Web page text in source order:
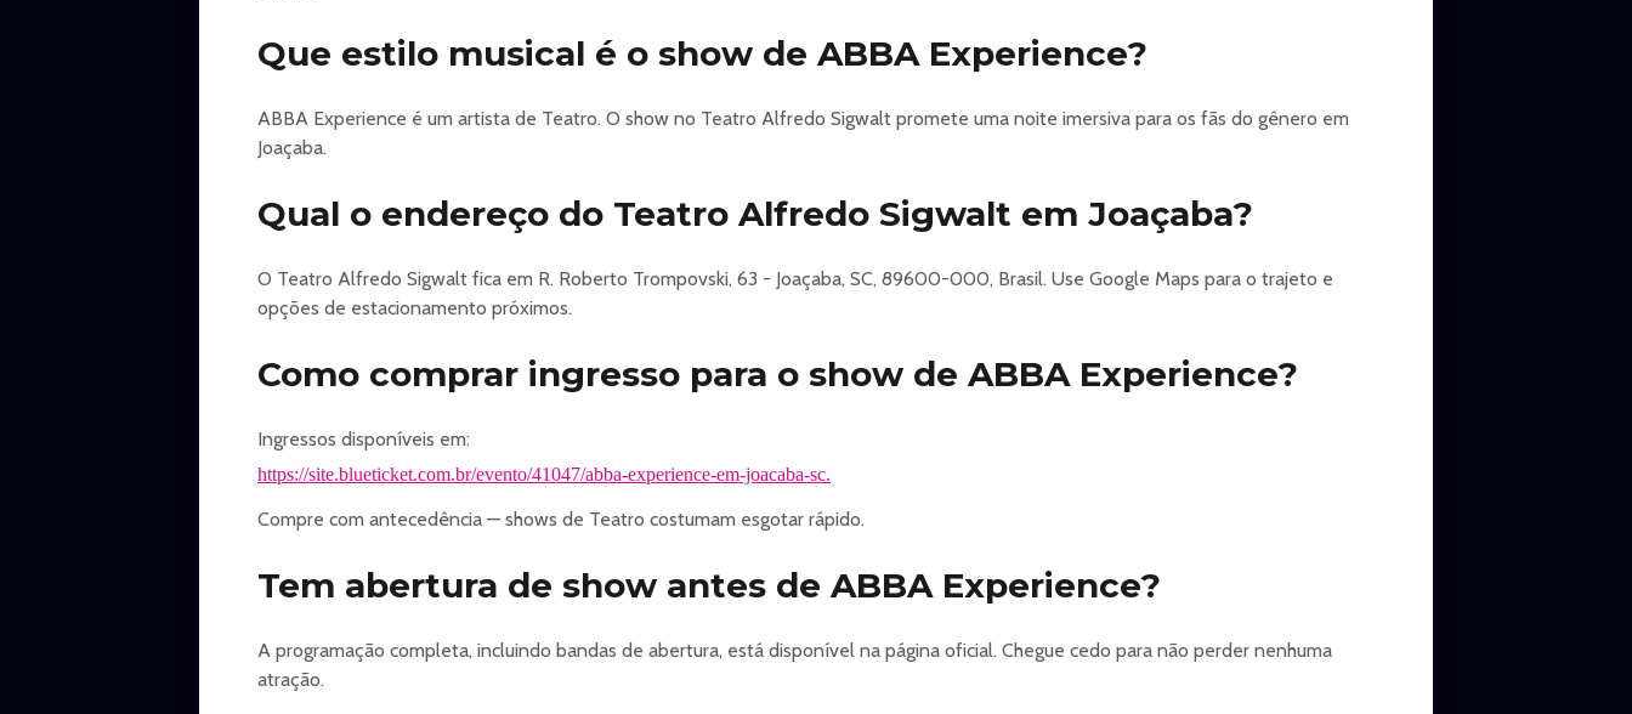
Que estilo musical é o show de ABBA Experience?
ABBA Experience é um artista de Teatro. O show no Teatro Alfredo Sigwalt promete uma noite imersiva para os fãs do gênero em
Joaçaba.
Qual o endereço do Teatro Alfredo Sigwalt em Joaçaba?
O Teatro Alfredo Sigwalt fica em R. Roberto Trompovski, 63 - Joaçaba, SC, 89600-000, Brasil. Use Google Maps para o trajeto e
opções de estacionamento próximos.
Como comprar ingresso para o show de ABBA Experience?
Ingressos disponíveis em:
https://site.blueticket.com.br/evento/41047/abba-experience-em-joacaba-sc.
Compre com antecedência — shows de Teatro costumam esgotar rápido.
Tem abertura de show antes de ABBA Experience?
A programação completa, incluindo bandas de abertura, está disponível na página oficial. Chegue cedo para não perder nenhuma
atração.